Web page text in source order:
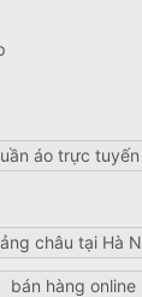
áo trực tuyến
châu tại Hà
bán hàng online